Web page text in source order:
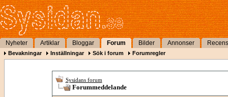
Nyheter Artiklar Bloggar Forum Bilder Annonser
Bevakningar Inställningar Sök i forum Forumregler
Sysidans forum
Forummeddelande